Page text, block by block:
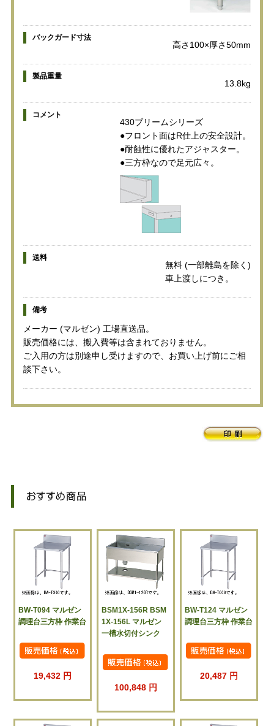
バックガード寸法
高さ100×厚さ50mm
製品重量
13.8kg
コメント
430ブリームシリーズ
●フロント面はR仕上の安全設計。
●耐蝕性に優れたアジャスター。
●三方枠なので足元広々。
送料
無料 (一部離島を除く)
車上渡しにつき。
備考
メーカー (マルゼン) 工場直送品。
販売価格には、搬入費等は含まれておりません。
ご入用の方は別途申し受けますので、お買い上げ前にご相
談下さい。
BW-T094 マルゼン
調理台三方枠 作業台
19,432 円
BSM1X-156R BSM
1X-156L マルゼン
一槽水切付シンク
100,848 円
BW-T124 マルゼン
調理台三方枠 作業台
20,487 円